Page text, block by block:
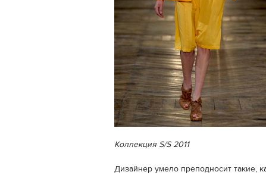
Коллекция S/S 2011
Дизайнер умело преподносит такие,